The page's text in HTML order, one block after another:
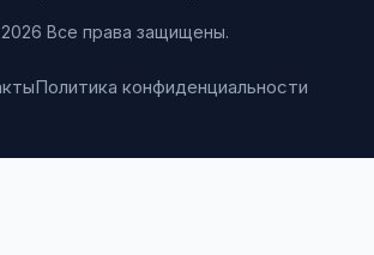
Все права защищены.
Политика конфиденциальности